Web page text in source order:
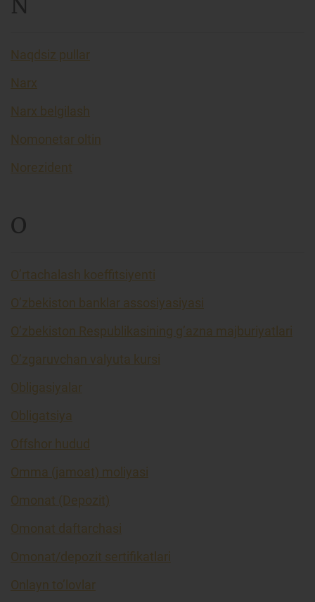
N
Naqdsiz pullar
Narx
Narx belgilash
Nomonetar oltin
Norezident
O
O’rtachalash koeffitsiyenti
O’zbekiston banklar assosiyasiyasi
O’zbekiston Respublikasining g’azna majburiyatlari
O’zgaruvchan valyuta kursi
Obligasiyalar
Obligatsiya
Offshor hudud
Omma (jamoat) moliyasi
Omonat (Depozit)
Omonat daftarchasi
Omonat/depozit sertifikatlari
Onlayn to’lovlar